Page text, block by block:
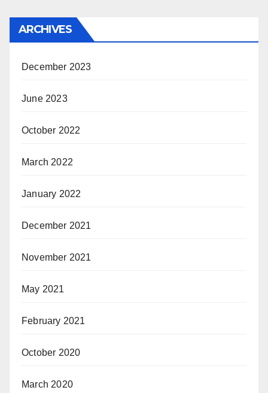
ARCHIVES
December 2023
June 2023
October 2022
March 2022
January 2022
December 2021
November 2021
May 2021
February 2021
October 2020
March 2020